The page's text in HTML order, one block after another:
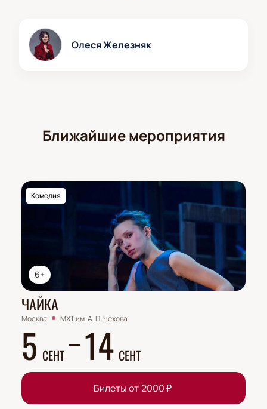
Олеся Железняк
Ближайшие мероприятия
6+
Комедия
ЧАЙКА
Москва МХТ им. А. П. Чехова
5 СЕНТ 14 СЕНТ
Билеты от 2000₽